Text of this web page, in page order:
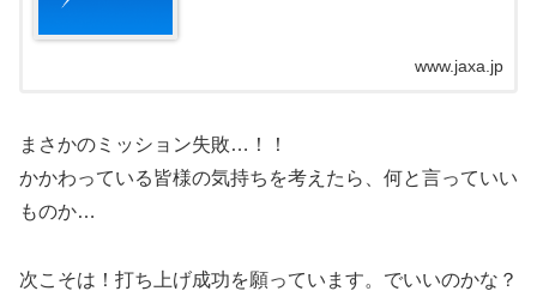
www.jaxa.jp
まさかのミッション失敗…！！
かかわっている皆様の気持ちを考えたら、何と言っていい
ものか…
次こそは！打ち上げ成功を願っています。でいいのかな？